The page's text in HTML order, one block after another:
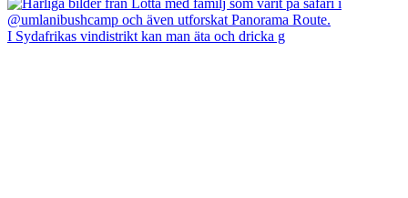
I Sydafrikas vindistrikt kan man äta och dricka g